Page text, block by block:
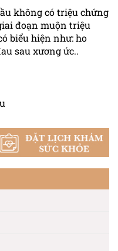
không có triệu chứng
đoạn muộn triệu
biểu hiện như: ho
sau xương ức..